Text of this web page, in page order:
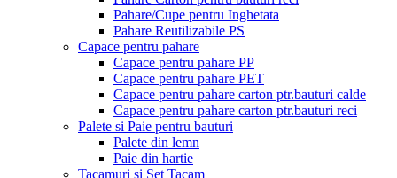
Pahare/Cupe pentru Inghetata
Pahare Reutilizabile PS
Capace pentru pahare
Capace pentru pahare PP
Capace pentru pahare PET
Capace pentru pahare carton ptr.bauturi calde
Capace pentru pahare carton ptr.bauturi reci
Palete si Paie pentru bauturi
Palete din lemn
Paie din hartie
Tacamuri si Set Tacam